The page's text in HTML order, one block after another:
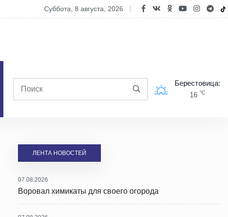
Безопасность двухколесного транспорта: ГАИ проводит
суббота, 8 августа, 2026
Берестовица:
16 °C
ЛЕНТА НОВОСТЕЙ
07.08.2026
Воровал химикаты для своего огорода